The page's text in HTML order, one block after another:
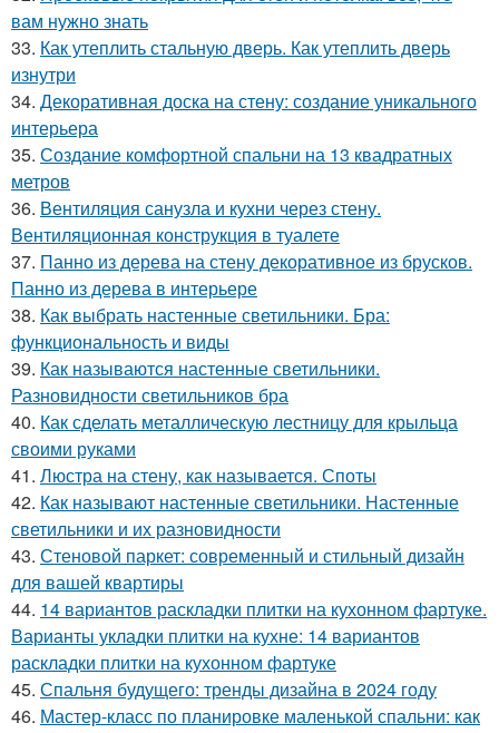
вам нужно знать
33. Как утеплить стальную дверь. Как утеплить дверь
изнутри
34. Декоративная доска на стену: создание уникального
интерьера
35. Создание комфортной спальни на 13 квадратных
метров
36. Вентиляция санузла и кухни через стену.
Вентиляционная конструкция в туалете
37. Панно из дерева на стену декоративное из брусков.
Панно из дерева в интерьере
38. Как выбрать настенные светильники. Бра:
функциональность и виды
39. Как называются настенные светильники.
Разновидности светильников бра
40. Как сделать металлическую лестницу для крыльца
своими руками
41. Люстра на стену, как называется. Споты
42. Как называют настенные светильники. Настенные
светильники и их разновидности
43. Стеновой паркет: современный и стильный дизайн
для вашей квартиры
44. 14 вариантов раскладки плитки на кухонном фартуке.
Варианты укладки плитки на кухне: 14 вариантов
раскладки плитки на кухонном фартуке
45. Спальня будущего: тренды дизайна в 2024 году
46. Мастер-класс по планировке маленькой спальни: как